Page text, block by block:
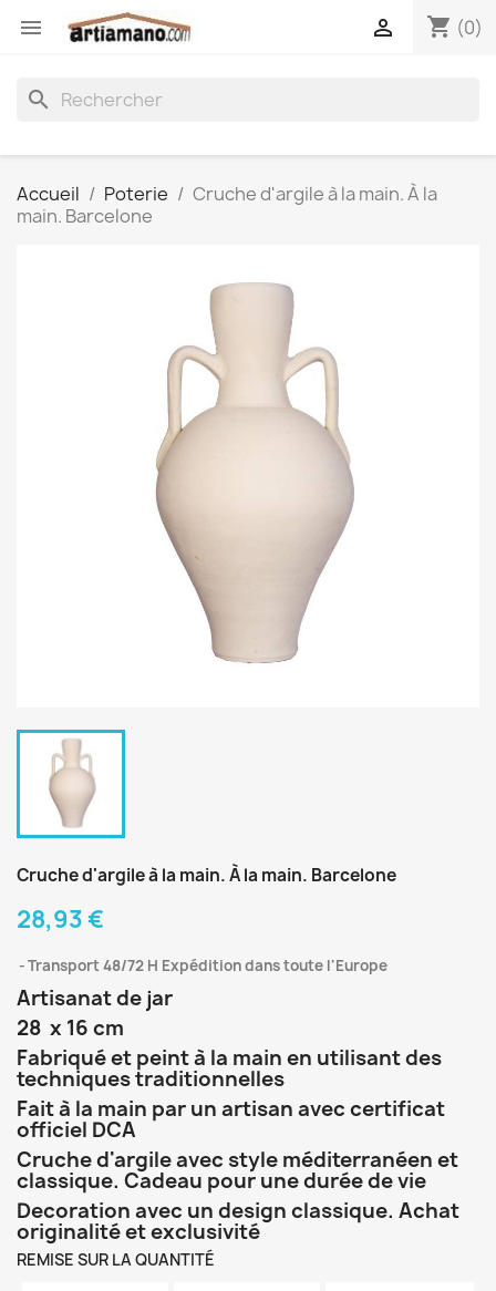
 shopping_cart (0)

search
Accueil Poterie
Cruche d'argile à la main. À la
main. Barcelone
Cruche d'argile à la main. À la main. Barcelone
28,93 €
Transport 48/72 H Expédition dans toute l'Europe
Artisanat de jar
28 x 16 cm
Fabriqué et peint à la main en utilisant des
techniques traditionnelles
Fait à la main par un artisan avec certificat
officiel DCA
Cruche d'argileavec style méditerranéen et
classique. Cadeau pour une durée de vie
Decoration avec un design classique. Achat
originalité et exclusivité
REMISE SUR LA QUANTITÉ